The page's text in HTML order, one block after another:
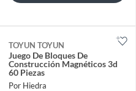
TOYUN TOYUN
Juego De Bloques De
Construcción Magnéticos 3d
60 Piezas
Por Hiedra